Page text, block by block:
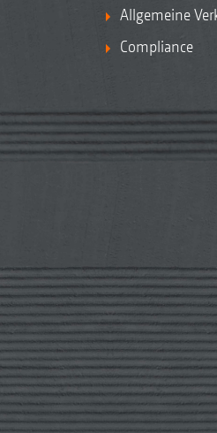
Allgemeine
Compliance